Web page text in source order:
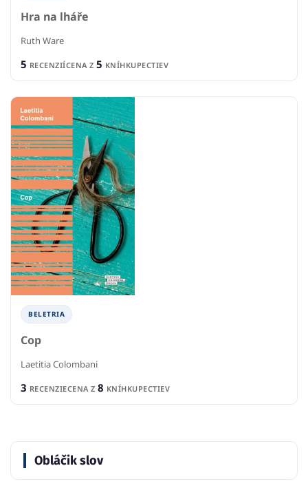
Hra na lháře
Ruth Ware
5 RECENZIÍCENA Z 5 KNÍHKUPECTIEV
BELETRIA
Cop
Laetitia Colombani
3 RECENZIECENA Z 8 KNÍHKUPECTIEV
Obláčik slov